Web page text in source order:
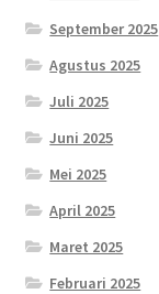
September 2025
Agustus 2025
Juli 2025
Juni 2025
Mei 2025
April 2025
Maret 2025
Februari 2025